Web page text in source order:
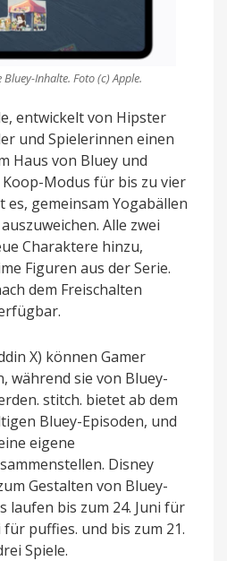
Inhalte. Foto (c) Apple.
entwickelt von Hipster
und Spielerinnen einen
Haus von Bluey und
Modus für bis zu vier
gemeinsam Yogabällen
Alle zwei
Charaktere hinzu,
Figuren aus der Serie.
dem Freischalten
X) können Gamer
während sie von Bluey-
stitch. bietet ab dem
Bluey-Episoden, und
eigene
Disney
Gestalten von Bluey-
laufen bis zum 24. Juni für
für puffies. und bis zum 21.
Spiele.